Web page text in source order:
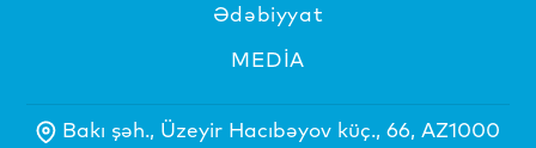
Ədəbiyyat
MEDİA
Bakı şəh., Üzeyir Hacıbəyov küç., 66, AZ1000